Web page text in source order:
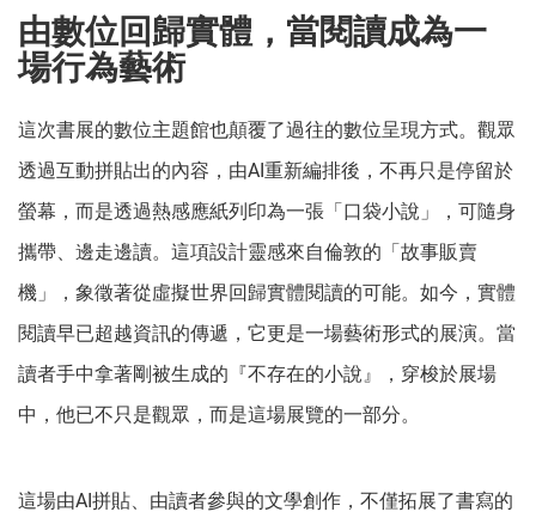
由數位回歸實體，當閱讀成為一
場行為藝術
這次書展的數位主題館也顛覆了過往的數位呈現方式。觀眾
透過互動拼貼出的內容，由AI重新編排後，不再只是停留於
螢幕，而是透過熱感應紙列印為一張「口袋小說」，可隨身
攜帶、邊走邊讀。這項設計靈感來自倫敦的「故事販賣
機」，象徵著從虛擬世界回歸實體閱讀的可能。如今，實體
閱讀早已超越資訊的傳遞，它更是一場藝術形式的展演。當
讀者手中拿著剛被生成的『不存在的小說』，穿梭於展場
中，他已不只是觀眾，而是這場展覽的一部分。
這場由AI拼貼、由讀者參與的文學創作，不僅拓展了書寫的